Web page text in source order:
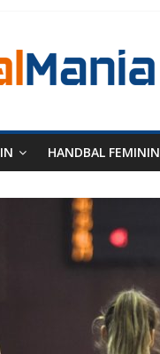
HANDBAL FEMININ